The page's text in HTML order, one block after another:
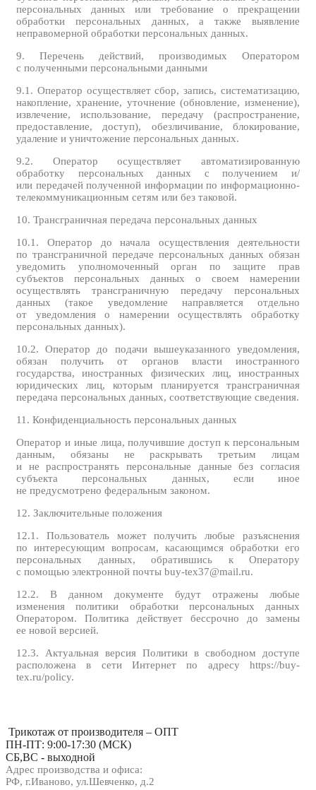
персональных данных или требование о прекращении
обработки персональных данных, а также выявление
неправомерной обработки персональных данных.
9. Перечень действий, производимых Оператором
с полученными персональными данными
9.1. Оператор осуществляет сбор, запись, систематизацию,
накопление, хранение, уточнение (обновление, изменение),
извлечение, использование, передачу (распространение,
предоставление, доступ), обезличивание, блокирование,
удаление и уничтожение персональных данных.
9.2. Оператор осуществляет автоматизированную
обработку персональных данных с получением и/
или передачей полученной информации по информационно-
телекоммуникационным сетям или без таковой.
10. Трансграничная передача персональных данных
10.1. Оператор до начала осуществления деятельности
по трансграничной передаче персональных данных обязан
уведомить уполномоченный орган по защите прав
субъектов персональных данных о своем намерении
осуществлять трансграничную передачу персональных
данных (такое уведомление направляется отдельно
от уведомления о намерении осуществлять обработку
персональных данных).
10.2. Оператор до подачи вышеуказанного уведомления,
обязан получить от органов власти иностранного
государства, иностранных физических лиц, иностранных
юридических лиц, которым планируется трансграничная
передача персональных данных, соответствующие сведения.
11. Конфиденциальность персональных данных
Оператор и иные лица, получившие доступ к персональным
данным, обязаны не раскрывать третьим лицам
и не распространять персональные данные без согласия
субъекта персональных данных, если иное
не предусмотрено федеральным законом.
12. Заключительные положения
12.1. Пользователь может получить любые разъяснения
по интересующим вопросам, касающимся обработки его
персональных данных, обратившись к Оператору
с помощью электронной почты buy-tex37@mail.ru.
12.2. В данном документе будут отражены любые
изменения политики обработки персональных данных
Оператором. Политика действует бессрочно до замены
ее новой версией.
12.3. Актуальная версия Политики в свободном доступе
расположена в сети Интернет по адресу https://buy-
tex.ru/policy.
Трикотаж от производителя – ОПТ
ПН-ПТ: 9:00-17:30 (МСК)
СБ,ВС - выходной
Адрес производства и офиса:
РФ, г.Иваново, ул.Шевченко, д.2